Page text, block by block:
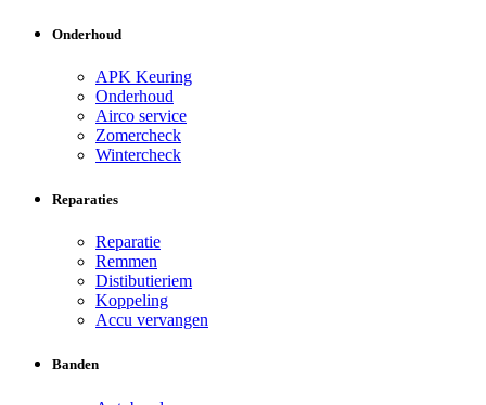
Onderhoud
APK Keuring
Onderhoud
Airco service
Zomercheck
Wintercheck
Reparaties
Reparatie
Remmen
Distibutieriem
Koppeling
Accu vervangen
Banden